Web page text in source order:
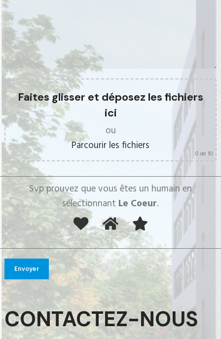
Faites glisser et déposez les fichiers
ici
ou
Parcourir les fichiers
0 de 10
Svp prouvez que vous êtes un humain en
sélectionnant Le Coeur.
CONTACTEZ-NOUS